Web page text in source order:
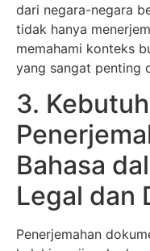
dari negara-negara
tidak hanya
memahami konteks
yang sangat penting
3.
Bahasa
Legal dan
Penerjemahan